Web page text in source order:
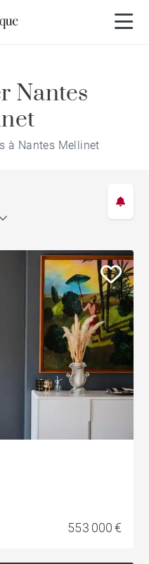
Nantes
à Nantes Mellinet
553 000 €